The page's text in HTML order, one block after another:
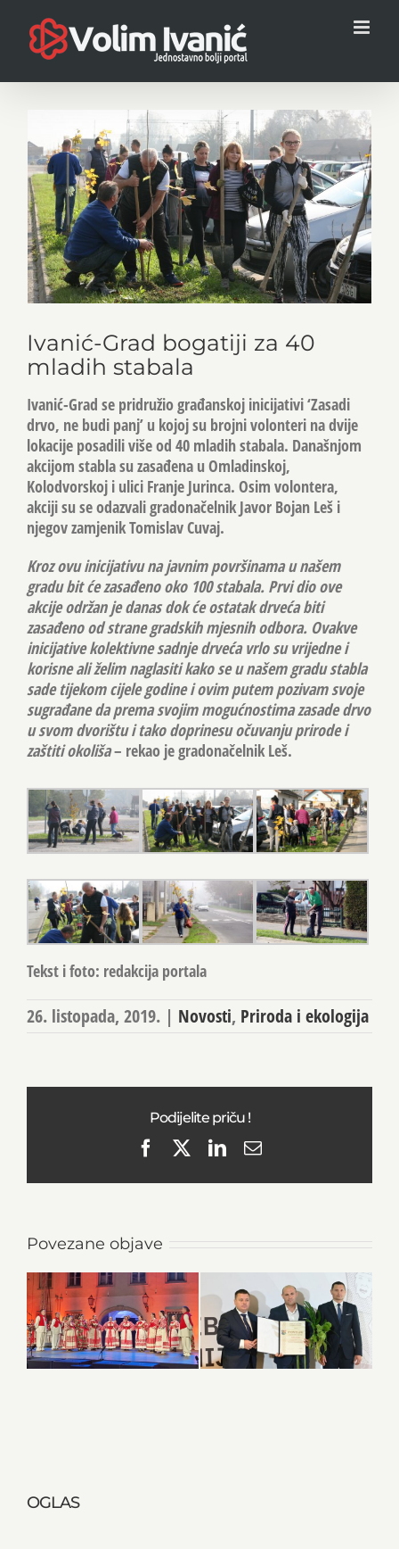
content
Larger
Image
Ivanić-Grad bogatiji za 40
mladih stabala
Ivanić-Grad se pridružio građanskoj inicijativi ‘Zasadi
drvo, ne budi panj’ u kojoj su brojni volonteri na dvije
lokacije posadili više od 40 mladih stabala. Današnjom
akcijom stabla su zasađena u Omladinskoj,
Kolodvorskoj i ulici Franje Jurinca. Osim volontera,
akciji su se odazvali gradonačelnikJavor Bojan Leš i
njegov zamjenikTomislav Cuvaj.
Kroz ovu inicijativu na javnim površinama u našem
gradu bit će zasađeno oko 100 stabala. Prvi dio ove
akcije održan je danas dok će ostatak drveća biti
zasađeno od strane gradskih mjesnih odbora. Ovakve
inicijative kolektivne sadnje drveća vrlo su vrijedne i
korisne ali želim naglasiti kako se u našem gradu stabla
sade tijekom cijele godine i ovim putem pozivam svoje
sugrađane da prema svojim mogućnostima zasade drvo
u svom dvorištu i tako doprinesu očuvanju prirode i
zaštiti okoliša– rekao je gradonačelnik Leš.
Tekst i foto: redakcija portala
26. listopada, 2019. | Novosti, Priroda i ekologija
Podijelite priču !
FacebookLinkedIn
Email
Povezane objave
OGLAS